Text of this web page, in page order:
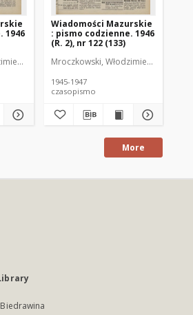
1946
(1902-1971). Redaktor
Wiadomości Mazurskie
: pismo codzienne. 1946
(R. 2), nr 122 (133)
Mroczkowski, Włodzimierz (1902-
1945-1947
czasopismo
More